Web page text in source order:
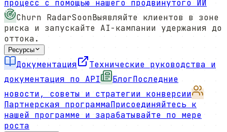
процесс с помощью нашего продвинутого ИИ
Churn RadarSoonВыявляйте клиентов в зоне
риска и запускайте AI-кампании удержания до
оттока.
Ресурсы
Документация
Технические руководства и
документация по API
БлогПоследние
новости, советы и стратегии конверсии
Партнерская программаПрисоединяйтесь к
нашей программе и зарабатывайте по мере
роста